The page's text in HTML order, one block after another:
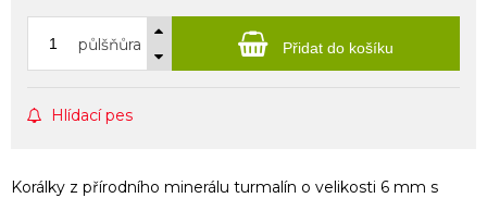
půlšňůra Přidat do košíku
Hlídací pes
Korálky z přírodního minerálu turmalín o velikosti 6 mm s